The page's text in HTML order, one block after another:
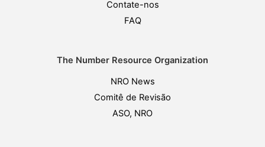
Contate-nos
FAQ
The Number Resource Organization
NRO News
Comitê de Revisão
ASO, NRO